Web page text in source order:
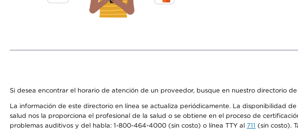
Si desea encontrar el horario de atención de un proveedor, busque en nuestro directorio
La información de este directorio en línea se actualiza periódicamente. La disponibilidad
salud nos la proporciona el profesional de la salud o se obtiene en el proceso de
problemas auditivos y del habla: 1-800-464-4000 (sin costo) o línea TTY al 711 (sin costo).